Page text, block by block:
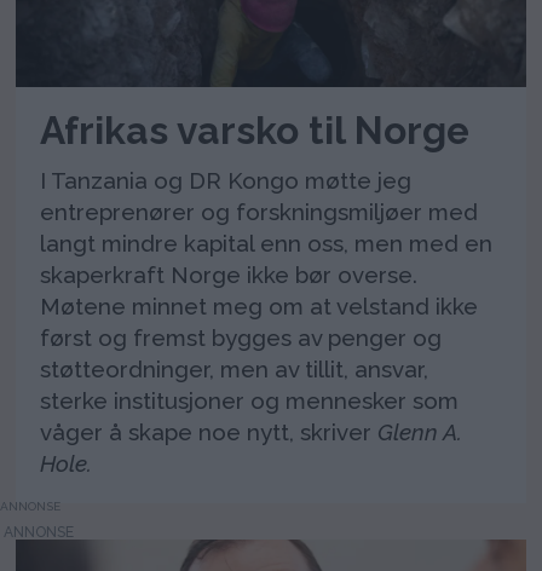
Afrikas varsko til Norge
I Tanzania og DR Kongo møtte jeg
entreprenører og forskningsmiljøer med
langt mindre kapital enn oss, men med en
skaperkraft Norge ikke bør overse.
Møtene minnet meg om at velstand ikke
først og fremst bygges av penger og
støtteordninger, men av tillit, ansvar,
sterke institusjoner og mennesker som
våger å skape noe nytt, skriver Glenn A.
Hole.
ANNONSE